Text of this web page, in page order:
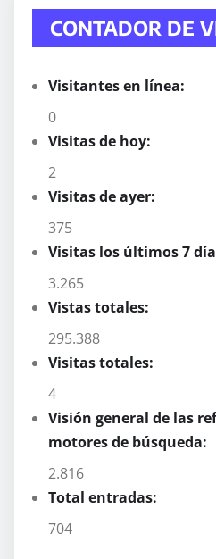
CONTADOR DE
Visitantes en línea:
0
Visitas de hoy:
2
Visitas de ayer:
375
Visitas los últimos 7
3.265
Vistas totales:
295.388
Visitas totales:
4
Visión general de las
motores de búsqueda:
2.816
Total entradas:
704